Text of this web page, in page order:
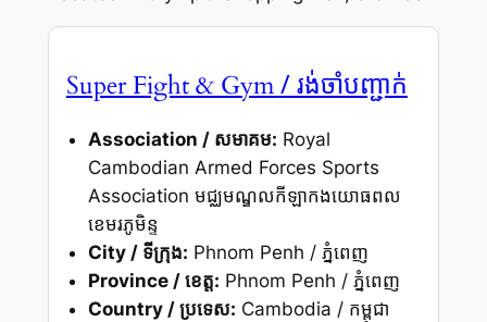
Super Fight & Gym/ រង់ចាំបញ្ជាក់
Association / សមាគម: Royal
Cambodian Armed Forces Sports
Association មជ្ឈមណ្ឌលកីឡាកងយោធពល
ខេមរភូមិន្ទ
City / ទីក្រុង: Phnom Penh / ភ្នំពេញ
Province / ខេត្ត: Phnom Penh / ភ្នំពេញ
Country / ប្រទេស: Cambodia / កម្ពុជា